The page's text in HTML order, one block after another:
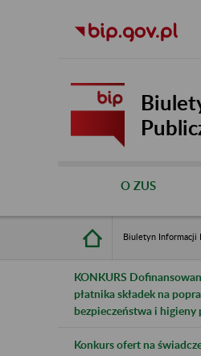
O ZUS
Biuletyn Informacji
KONKURS
płatnika składek na
bezpieczeństwa i higieny
Konkurs ofert na